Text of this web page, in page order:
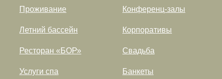
Проживание
Ресторан «БОР»
Услуги спа
Летний бассейн
Конференц-залы
Корпоративы
Свадьба
Банкеты